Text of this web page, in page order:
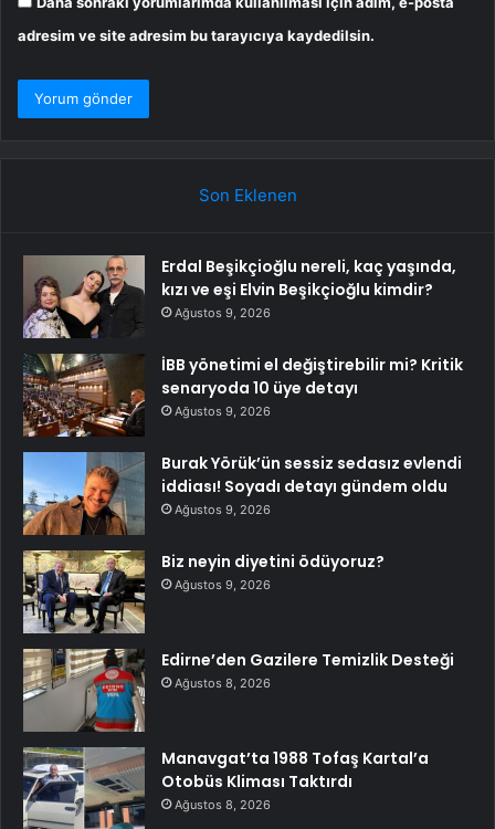
adresim ve site adresim bu tarayıcıya kaydedilsin.
Son Eklenen
Erdal Beşikçioğlu nereli, kaç yaşında,
kızı ve eşi Elvin Beşikçioğlu kimdir?
Ağustos 9, 2026
İBB yönetimi el değiştirebilir mi? Kritik
senaryoda 10 üye detayı
Ağustos 9, 2026
Burak Yörük’ün sessiz sedasız evlendi
iddiası! Soyadı detayı gündem oldu
Ağustos 9, 2026
Biz neyin diyetini ödüyoruz?
Ağustos 9, 2026
Edirne’den Gazilere Temizlik Desteği
Ağustos 8, 2026
Manavgat’ta 1988 Tofaş Kartal’a
Otobüs Kliması Taktırdı
Ağustos 8, 2026